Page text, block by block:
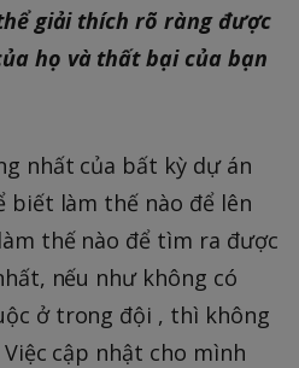
giải thích rõ ràng được
họ và thất bại của bạn
nhất của bất kỳ dự án
biết làm thế nào để lên
thế nào để tìm ra được
nếu như không có
ở trong đội , thì không
cập nhật cho mình